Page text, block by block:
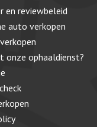
en reviewbeleid
auto verkopen
onze ophaaldienst?